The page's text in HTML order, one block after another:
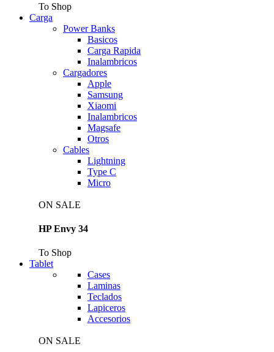
To Shop
Carga
Power Banks
Basicos
Carga Rapida
Inalambricos
Cargadores
Apple
Samsung
Xiaomi
Inalambricos
Magsafe
Otros
Cables
Lightning
Type C
Micro
ON SALE
HP Envy 34
To Shop
Tablet
Cases
Laminas
Teclados
Lapiceros
Accesorios
ON SALE